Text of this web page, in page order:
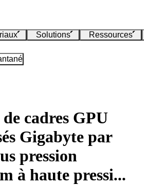
Solutions Ressources
cadres GPU
Gigabyte par
pression
à haute pressi...